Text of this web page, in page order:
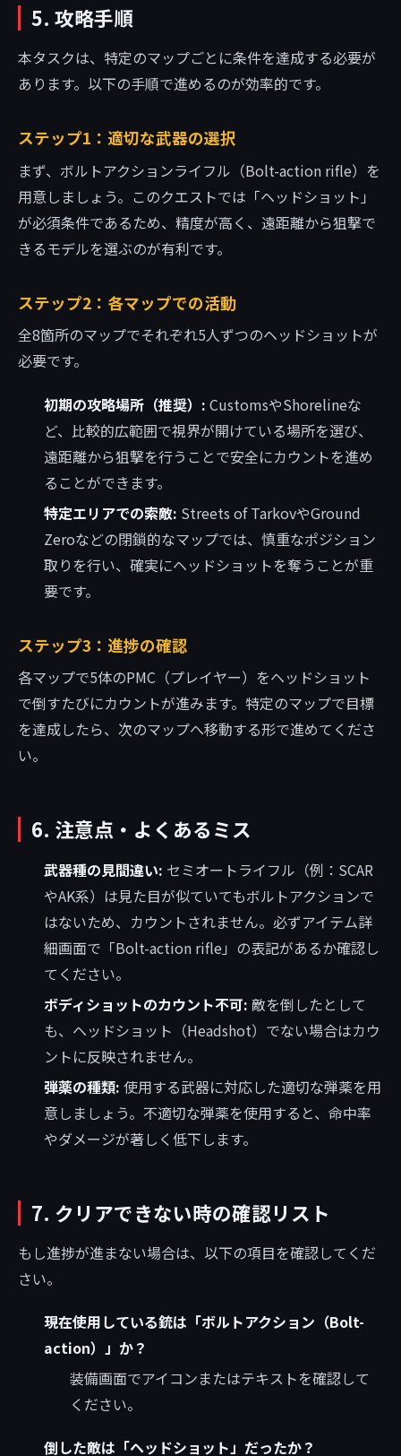
5. 攻略手順
本タスクは、特定のマップごとに条件を達成する必要が
あります。以下の手順で進めるのが効率的です。
ステップ1：適切な武器の選択
まず、ボルトアクションライフル（Bolt-action rifle）を
用意しましょう。このクエストでは「ヘッドショット」
が必須条件であるため、精度が高く、遠距離から狙撃で
きるモデルを選ぶのが有利です。
ステップ2：各マップでの活動
全8箇所のマップでそれぞれ5人ずつのヘッドショットが
必要です。
初期の攻略場所（推奨）: CustomsやShorelineな
ど、比較的広範囲で視界が開けている場所を選び、
遠距離から狙撃を行うことで安全にカウントを進め
ることができます。
特定エリアでの索敵: Streets of TarkovやGround
Zeroなどの閉鎖的なマップでは、慎重なポジション
取りを行い、確実にヘッドショットを奪うことが重
要です。
ステップ3：進捗の確認
各マップで5体のPMC（プレイヤー）をヘッドショット
で倒すたびにカウントが進みます。特定のマップで目標
を達成したら、次のマップへ移動する形で進めてくださ
い。
6. 注意点・よくあるミス
武器種の見間違い: セミオートライフル（例：SCAR
やAK系）は見た目が似ていてもボルトアクションで
はないため、カウントされません。必ずアイテム詳
細画面で「Bolt-action rifle」の表記があるか確認し
てください。
ボディショットのカウント不可: 敵を倒したとして
も、ヘッドショット（Headshot）でない場合はカウ
ントに反映されません。
弾薬の種類: 使用する武器に対応した適切な弾薬を用
意しましょう。不適切な弾薬を使用すると、命中率
やダメージが著しく低下します。
7. クリアできない時の確認リスト
もし進捗が進まない場合は、以下の項目を確認してくだ
さい。
現在使用している銃は「ボルトアクション（Bolt-
action）」か？
装備画面でアイコンまたはテキストを確認して
ください。
倒した敵は「ヘッドショット」だったか？